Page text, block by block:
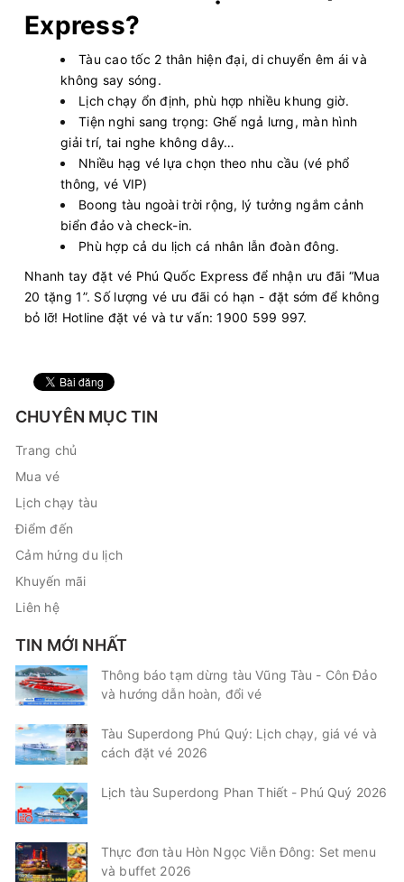
Express?
Tàu cao tốc 2 thân hiện đại, di chuyển êm ái và
không say sóng.
Lịch chạy ổn định, phù hợp nhiều khung giờ.
Tiện nghi sang trọng: Ghế ngả lưng, màn hình
giải trí, tai nghe không dây…
Nhiều hạg vé lựa chọn theo nhu cầu (vé phổ
thông, vé VIP)
Boong tàu ngoài trời rộng, lý tưởng ngắm cảnh
biển đảo và check-in.
Phù hợp cả du lịch cá nhân lẫn đoàn đông.
Nhanh tay đặt vé Phú Quốc Express để nhận ưu đãi “Mua
20 tặng 1”. Số lượng vé ưu đãi có hạn - đặt sớm để không
bỏ lỡ! Hotline đặt vé và tư vấn: 1900 599 997.
CHUYÊN MỤC TIN
Trang chủ
Mua vé
Lịch chạy tàu
Điểm đến
Cảm hứng du lịch
Khuyến mãi
Liên hệ
TIN MỚI NHẤT
Thông báo tạm dừng tàu Vũng Tàu - Côn Đảo
và hướng dẫn hoàn, đổi vé
Tàu Superdong Phú Quý: Lịch chạy, giá vé và
cách đặt vé 2026
Lịch tàu Superdong Phan Thiết - Phú Quý 2026
Thực đơn tàu Hòn Ngọc Viễn Đông: Set menu
và buffet 2026